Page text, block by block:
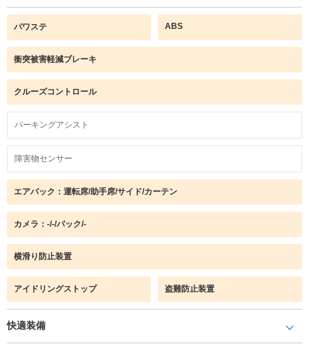
パワステ ABS
衝突被害軽減ブレーキ
クルーズコントロール
パーキングアシスト
障害物センサー
エアバック：運転席/助手席/サイド/カーテン
カメラ：-/-/バック/-
横滑り防止装置
アイドリングストップ 盗難防止装置
快適装備